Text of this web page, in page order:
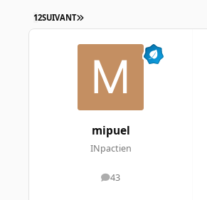
12SUIVANT
mipuel
INpactien
43
messages